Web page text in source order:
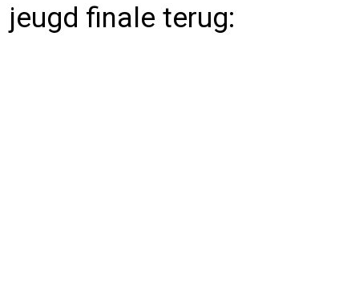
jeugd finale terug: